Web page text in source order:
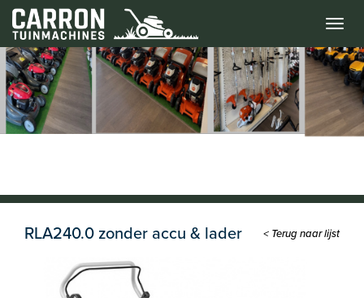
Menu
RLA240.0 zonder accu & lader < Terug naar lijst